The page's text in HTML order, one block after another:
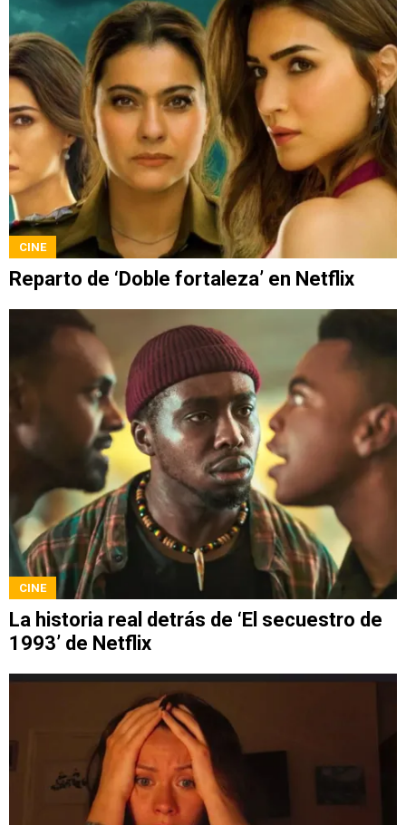
CINE
Reparto de ‘Doble fortaleza’ en Netflix
CINE
La historia real detrás de ‘El secuestro de
1993’ de Netflix